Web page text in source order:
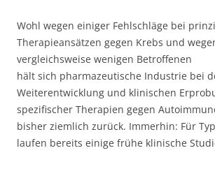
Wohl wegen einiger Fehlschläge bei
Therapieansätzen gegen Krebs und
vergleichsweise wenigen Betroffenen
hält sich pharmazeutische Industrie bei
Weiterentwicklung und klinischen
spezifischer Therapien gegen
bisher ziemlich zurück. Immerhin: Für
laufen bereits einige frühe klinische